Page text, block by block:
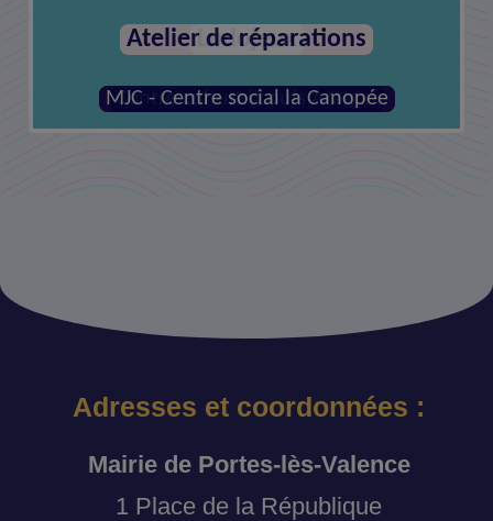
Atelier de réparations
MJC - Centre social la Canopée
Adresses et coordonnées :
Mairie de Portes-lès-Valence
1 Place de la République